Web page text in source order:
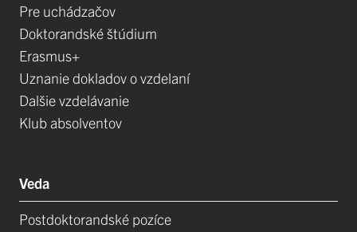
Pre uchádzačov
Doktorandské štúdium
Erasmus+
Uznanie dokladov o vzdelaní
Dalšie vzdelávanie
Klub absolventov
Veda
Postdoktorandské pozíce